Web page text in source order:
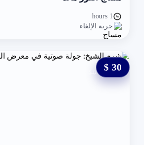
1 hours
حرية الإلغاء
30 $
0 $